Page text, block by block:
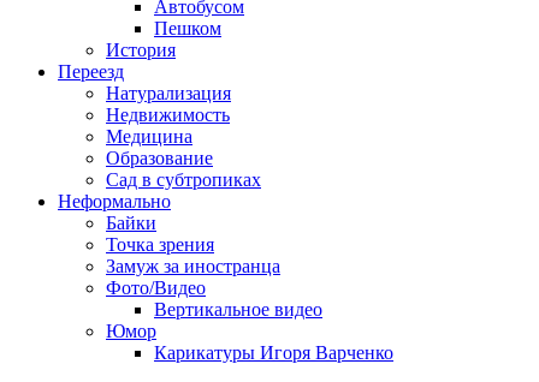
Автобусом
Пешком
История
Переезд
Натурализация
Недвижимость
Медицина
Образование
Сад в субтропиках
Неформально
Байки
Точка зрения
Замуж за иностранца
Фото/Видео
Вертикальное видео
Юмор
Карикатуры Игоря Варченко